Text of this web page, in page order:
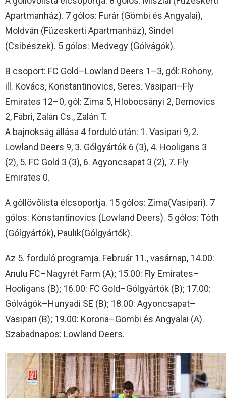
Apartmanház). 7 gólos: Furár (Gömbi és Angyalai),
Moldván (Füzeskerti Apartmanház), Sindel
(Csibészek). 5 gólos: Medvegy (Gólvágók).
B csoport: FC Gold–Lowland Deers 1–3, gól: Rohony,
ill. Kovács, Konstantinovics, Seres. Vasipari–Fly
Emirates 12–0, gól: Zima 5, Hlobocsányi 2, Dernovics
2, Fábri, Zalán Cs., Zalán T.
A bajnokság állása 4 forduló után: 1. Vasipari 9, 2.
Lowland Deers 9, 3. Gólgyártók 6 (3), 4. Hooligans 3
(2), 5. FC Gold 3 (3), 6. Agyoncsapat 3 (2), 7. Fly
Emirates 0.
A góllövőlista élcsoportja. 15 gólos: Zima(Vasipari). 7
gólos: Konstantinovics (Lowland Deers). 5 gólos: Tóth
(Gólgyártók), Paulik(Gólgyártók).
Az 5. forduló programja. Február 11., vasárnap, 14.00:
Anulu FC–Nagyrét Farm (A); 15.00: Fly Emirates–
Hooligans (B); 16.00: FC Gold–Gólgyártók (B); 17.00:
Gólvágók–Hunyadi SE (B); 18.00: Agyoncsapat–
Vasipari (B); 19.00: Korona–Gömbi és Angyalai (A).
Szabadnapos: Lowland Deers.